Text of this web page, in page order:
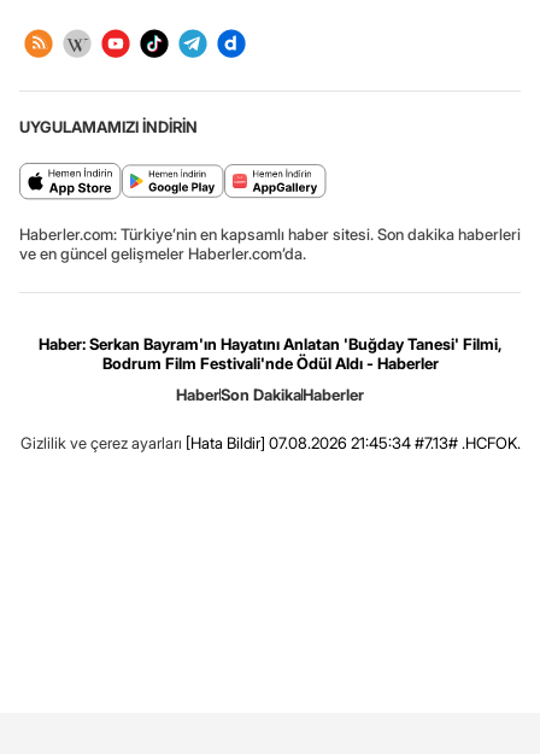
UYGULAMAMIZI İNDİRİN
Haberler.com: Türkiye’nin en kapsamlı haber sitesi. Son dakika haberleri
ve en güncel gelişmeler Haberler.com’da.
Haber: Serkan Bayram'ın Hayatını Anlatan 'Buğday Tanesi' Filmi,
Bodrum Film Festivali'nde Ödül Aldı - Haberler
HaberSon DakikaHaberler
Gizlilik ve çerez ayarları [Hata Bildir] 07.08.2026 21:45:34 #7.13# .HCFOK.